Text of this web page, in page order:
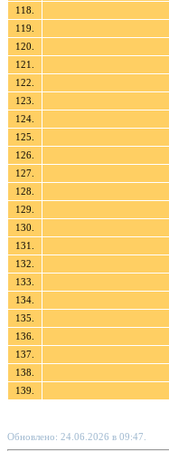
118.
119.
120.
121.
122.
123.
124.
125.
126.
127.
128.
129.
130.
131.
132.
133.
134.
135.
136.
137.
138.
139.
Обновлено: 24.06.2026 в 09:47.